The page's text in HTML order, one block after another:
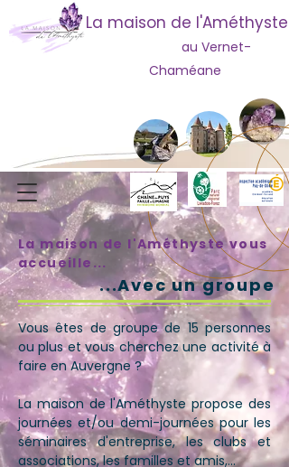
La maison de l'Améthyste
au Vernet-
Chaméane
La maison de l'Améthyste vous
accueille...
...Avec un groupe
Vous êtes de groupe de 15 personnes
ou plus et vous cherchez une activité à
faire en Auvergne ?
La maison de l'Améthyste propose des
journées et/ou demi-journées pour les
séminaires d'entreprise, les clubs et
associations, les familles et amis,...